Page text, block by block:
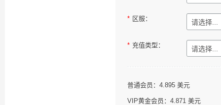
* 区服：
* 充值类型：
普通会员：4.895 美元
VIP黄金会员：4.871 美元